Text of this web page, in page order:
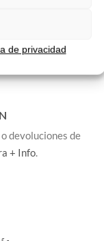
de privacidad
devoluciones de
+ Info.